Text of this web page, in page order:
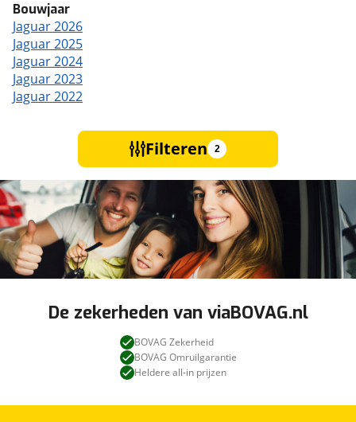
Bouwjaar
Jaguar 2026
Jaguar 2025
Jaguar 2024
Jaguar 2023
Jaguar 2022
Filteren 2
De zekerheden van viaBOVAG.nl
BOVAG Zekerheid
BOVAG Omruilgarantie
Heldere all-in prijzen